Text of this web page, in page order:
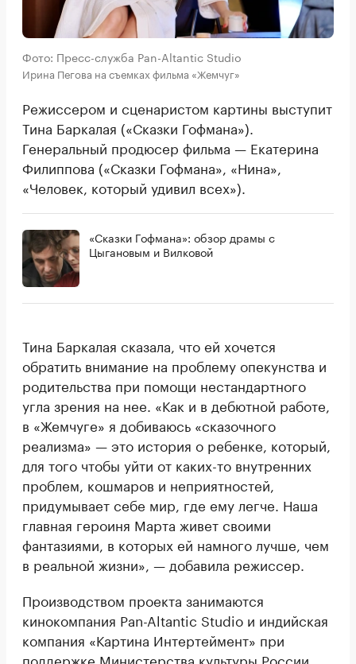
Фото: Пресс-служба Pan-Altantic Studio
Ирина Пегова на съемках фильма «Жемчуг»
Режиссером и сценаристом картины выступит
Тина Баркалая («Сказки Гофмана»).
Генеральный продюсер фильма — Екатерина
Филиппова («Сказки Гофмана», «Нина»,
«Человек, который удивил всех»).
«Сказки Гофмана»: обзор драмы с
Цыгановым и Вилковой
Тина Баркалая сказала, что ей хочется
обратить внимание на проблему опекунства и
родительства при помощи нестандартного
угла зрения на нее. «Как и в дебютной работе,
в «Жемчуге» я добиваюсь «сказочного
реализма» — это история о ребенке, который,
для того чтобы уйти от каких-то внутренних
проблем, кошмаров и неприятностей,
придумывает себе мир, где ему легче. Наша
главная героиня Марта живет своими
фантазиями, в которых ей намного лучше, чем
в реальной жизни», — добавила режиссер.
Производством проекта занимаются
кинокомпания Pan-Altantic Studio и индийская
компания «Картина Интертеймент» при
поддержке Министерства культуры России.